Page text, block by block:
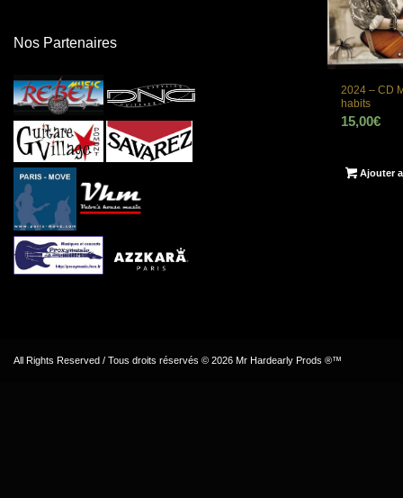
2024 – CD
habits
15,00€
Ajouter
Nos Partenaires
All Rights Reserved / Tous droits réservés © 2026 Mr Hardearly Prods ®™